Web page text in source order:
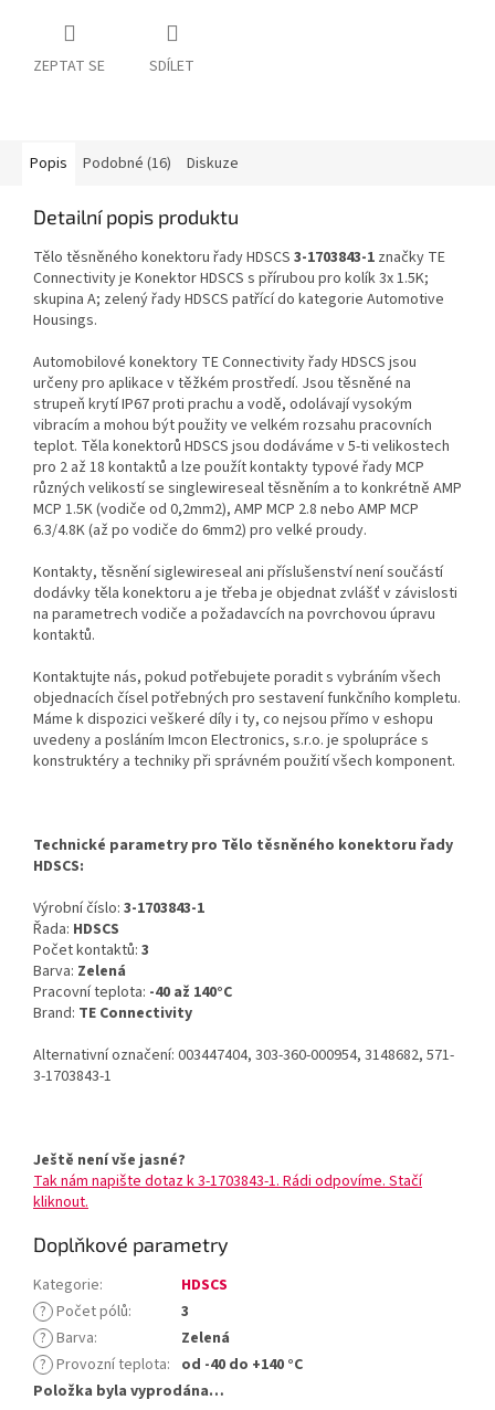
ZEPTAT SE SDÍLET
Popis Podobné (16) Diskuze
Detailní popis produktu
Tělo těsněného konektoru řady HDSCS 3-1703843-1 značky TE
Connectivity je Konektor HDSCS s přírubou pro kolík 3x 1.5K;
skupina A; zelený řady HDSCS patřící do kategorie Automotive
Housings.
Automobilové konektory TE Connectivity řady HDSCS jsou
určeny pro aplikace v těžkém prostředí. Jsou těsněné na
strupeň krytí IP67 proti prachu a vodě, odolávají vysokým
vibracím a mohou být použity ve velkém rozsahu pracovních
teplot. Těla konektorů HDSCS jsou dodáváme v 5-ti velikostech
pro 2 až 18 kontaktů a lze použít kontakty typové řady MCP
různých velikostí se singlewireseal těsněním a to konkrétně AMP
MCP 1.5K (vodiče od 0,2mm2), AMP MCP 2.8 nebo AMP MCP
6.3/4.8K (až po vodiče do 6mm2) pro velké proudy.
Kontakty, těsnění siglewireseal ani příslušenství není součástí
dodávky těla konektoru a je třeba je objednat zvlášť v závislosti
na parametrech vodiče a požadavcích na povrchovou úpravu
kontaktů.
Kontaktujte nás, pokud potřebujete poradit s vybráním všech
objednacích čísel potřebných pro sestavení funkčního kompletu.
Máme k dispozici veškeré díly i ty, co nejsou přímo v eshopu
uvedeny a posláním Imcon Electronics, s.r.o. je spolupráce s
konstruktéry a techniky při správném použití všech komponent.
Technické parametry pro Tělo těsněného konektoru řady
HDSCS:
Výrobní číslo: 3-1703843-1
Řada: HDSCS
Počet kontaktů: 3
Barva: Zelená
Pracovní teplota: -40 až 140°C
Brand: TE Connectivity
Alternativní označení: 003447404, 303-360-000954, 3148682, 571-
3-1703843-1
Ještě není vše jasné?
Tak nám napište dotaz k 3-1703843-1. Rádi odpovíme. Stačí
kliknout.
Doplňkové parametry
Kategorie:
HDSCS
? Počet pólů:
3
? Barva:
Zelená
? Provozní teplota: od -40 do +140 °C
Položka byla vyprodána…